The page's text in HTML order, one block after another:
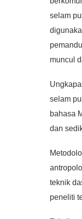
selam
muncul
selam
bahasa
dan
teknik
peneliti